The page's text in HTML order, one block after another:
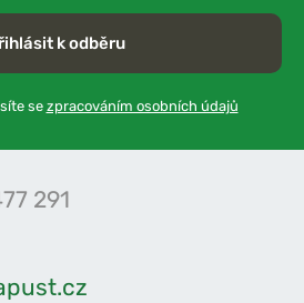
k odběru
se zpracováním osobních údajů
291